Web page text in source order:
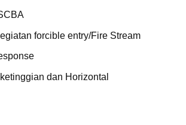
forcible entry/Fire Stream
dan Horizontal